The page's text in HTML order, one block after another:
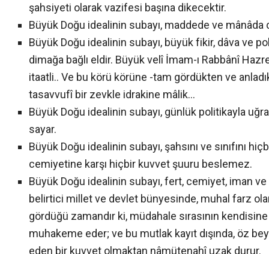
şahsiyeti olarak vazifesi başına dikecektir.
Büyük Doğu idealinin subayı, maddede ve mânâda
Büyük Doğu idealinin subayı, büyük fikir, dâva ve
dimağa bağlı eldir. Büyük velî İmam-ı Rabbânî
itaatli.. Ve bu körü körüne -tam gördükten ve
tasavvufî bir zevkle idrakine mâlik…
Büyük Doğu idealinin subayı, günlük politikayla
sayar.
Büyük Doğu idealinin subayı, şahsını ve sınıfını
cemiyetine karşı hiçbir kuvvet şuuru beslemez.
Büyük Doğu idealinin subayı, fert, cemiyet, iman
belirtici millet ve devlet bünyesinde, muhal farz
gördüğü zamandır ki, müdahale sırasının
muhakeme eder; ve bu mutlak kayıt dışında, öz
eden bir kuvvet olmaktan nâmütenahî uzak durur.